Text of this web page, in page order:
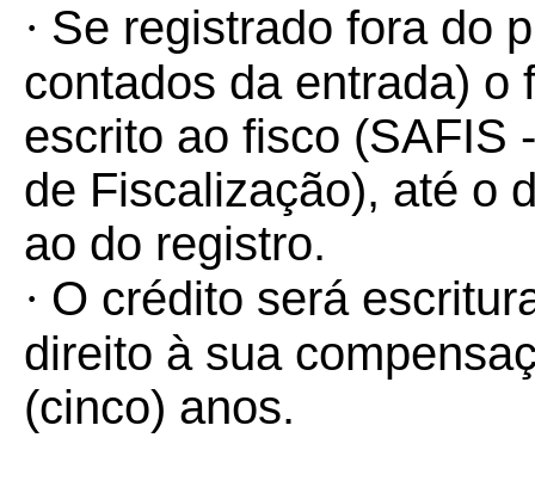
· Se registrado fora do
contados da entrada) o
escrito ao fisco (SAFIS
de Fiscalização), até o
ao do registro.
· O crédito será
direito à sua
(cinco) anos.